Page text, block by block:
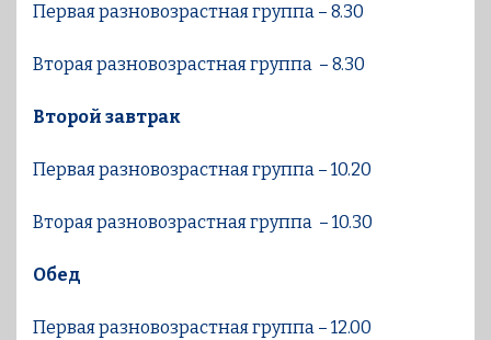
Первая разновозрастная группа – 8.30
Вторая разновозрастная группа – 8.30
Второй завтрак
Первая разновозрастная группа – 10.20
Вторая разновозрастная группа – 10.30
Обед
Первая разновозрастная группа – 12.00